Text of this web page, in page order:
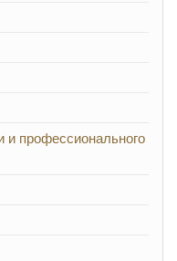
и профессионального